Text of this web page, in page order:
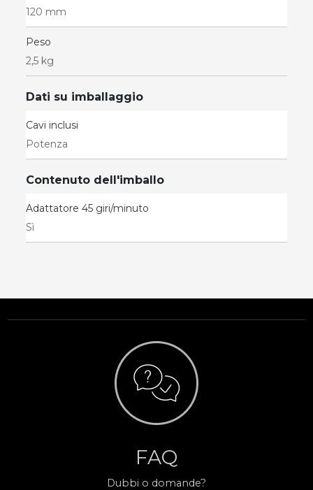
120 mm
Peso
2,5 kg
Dati su imballaggio
Cavi inclusi
Potenza
Contenuto dell'imballo
Adattatore 45 giri/minuto
Sì
FAQ
Dubbi o domande?